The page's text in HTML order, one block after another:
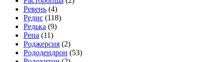
Ревень (4)
Редис (118)
Редька (9)
Репа (11)
Роджерсия (2)
Рододендрон (53)